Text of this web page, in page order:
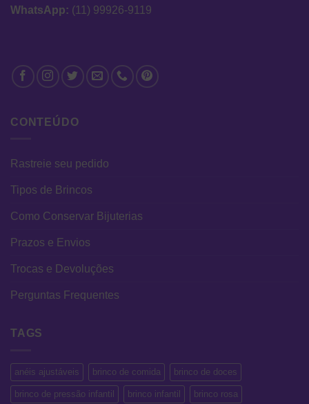
WhatsApp: (11) 99926-9119
CONTEÚDO
Rastreie seu pedido
Tipos de Brincos
Como Conservar Bijuterias
Prazos e Envios
Trocas e Devoluções
Perguntas Frequentes
TAGS
anéis ajustáveis brinco de comida brinco de doces
brinco de pressão infantil brinco infantil brinco rosa